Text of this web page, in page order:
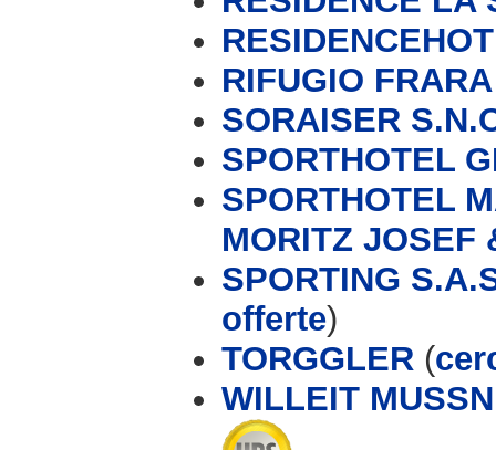
RIFUGIO
SORAISER
SPORTHOTEL
SPORTHOTEL
MORITZ JOSEF
SPORTING
offerte)
TORGGLER (
WILLEIT